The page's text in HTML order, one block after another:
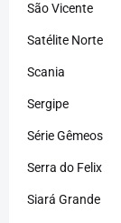
São Vicente
Satélite Norte
Scania
Sergipe
Série Gêmeos
Serra do Felix
Siará Grande